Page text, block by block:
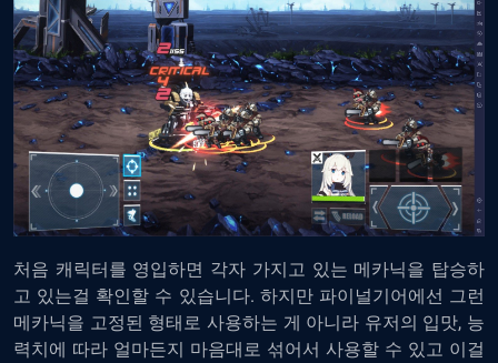
처음 캐릭터를 영입하면 각자 가지고 있는 메카닉을 탑승하
고 있는걸 확인할 수 있습니다. 하지만 파이널기어에선 그런
메카닉을 고정된 형태로 사용하는 게 아니라 유저의 입맛, 능
력치에 따라 얼마든지 마음대로 섞어서 사용할 수 있고 이걸